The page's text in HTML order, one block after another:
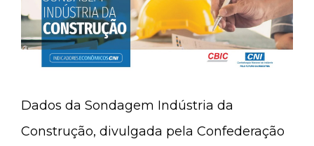
Dados da Sondagem Indústria da
Construção, divulgada pela Confederação